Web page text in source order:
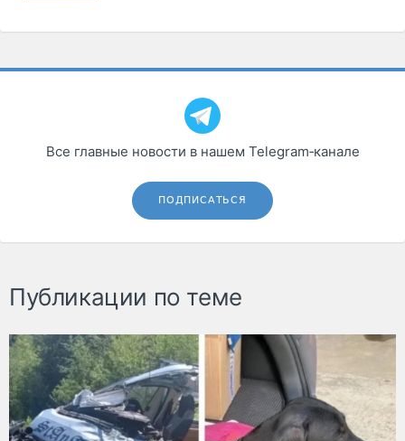
Все главные новости в нашем Telegram‑канале
ПОДПИСАТЬСЯ
Публикации по теме